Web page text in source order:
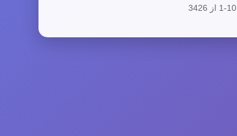
1-10 از 3426